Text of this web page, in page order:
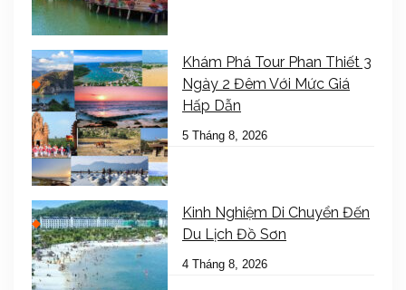
Khám Phá Tour Phan Thiết 3
Ngày 2 Đêm Với Mức Giá
Hấp Dẫn
5 Tháng 8, 2026
Kinh Nghiệm Di Chuyển Đến
Du Lịch Đồ Sơn
4 Tháng 8, 2026